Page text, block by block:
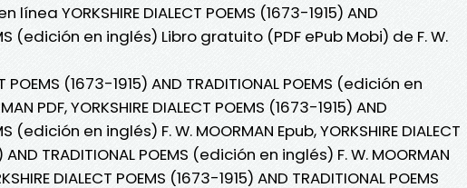
YORKSHIRE DIALECT POEMS (1673-1915) AND
(edición en inglés) Libro gratuito (PDF ePub Mobi) de F. W.
POEMS (1673-1915) AND TRADITIONAL POEMS (edición en
PDF, YORKSHIRE DIALECT POEMS (1673-1915) AND
(edición en inglés) F. W. MOORMAN Epub, YORKSHIRE DIALECT
AND TRADITIONAL POEMS (edición en inglés) F. W. MOORMAN
DIALECT POEMS (1673-1915) AND TRADITIONAL POEMS